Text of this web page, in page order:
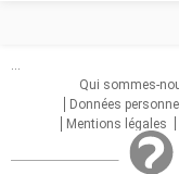
...
Qui sommes-
Données
Mentions légales